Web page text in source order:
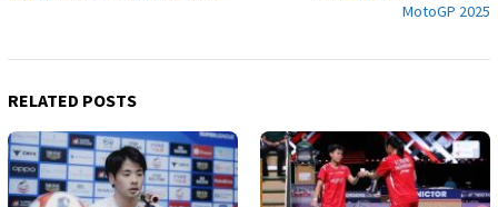
MotoGP 2025
RELATED POSTS